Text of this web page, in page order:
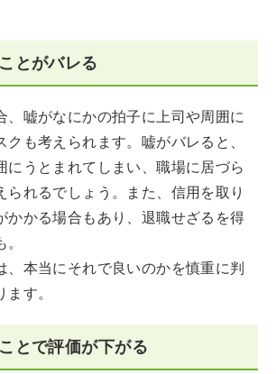
とがバレる
、嘘がなにかの拍子に上司や周囲に
クも考えられます。嘘がバレると、
にうとまれてしまい、職場に居づら
られるでしょう。また、信用を取り
かかる場合もあり、退職せざるを得
、本当にそれで良いのかを慎重に判
す。
とで評価が下がる